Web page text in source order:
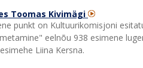
Toomas Kivimägi
punkt on Kultuurikomisjoni
eelnõu 938 esimene
Liina Kersna.